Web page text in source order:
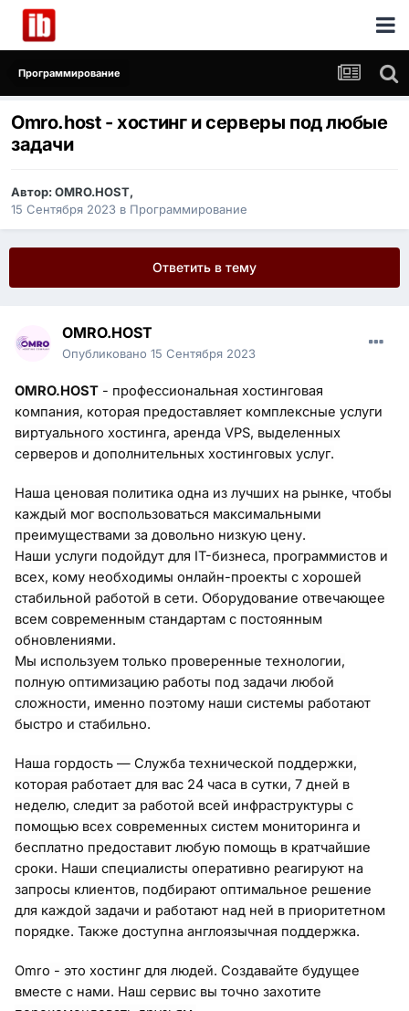
Программирование
Omro.host - хостинг и серверы под любые
задачи
Автор:OMRO.HOST,
15 Сентября 2023 в Программирование
Ответить в тему
OMRO.HOST
Опубликовано 15 Сентября 2023
OMRO.HOST - профессиональная хостинговая
компания, которая предоставляет комплексные услуги
виртуального хостинга, аренда VPS, выделенных
серверов и дополнительных хостинговых услуг.
Наша ценовая политика одна из лучших на рынке, чтобы
каждый мог воспользоваться максимальными
преимуществами за довольно низкую цену.
Наши услуги подойдут для IT-бизнеса, программистов и
всех, кому необходимы онлайн-проекты с хорошей
стабильной работой в сети. Оборудование отвечающее
всем современным стандартам с постоянным
обновлениями.
Мы используем только проверенные технологии,
полную оптимизацию работы под задачи любой
сложности, именно поэтому наши системы работают
быстро и стабильно.
Наша гордость — Служба технической поддержки,
которая работает для вас 24 часа в сутки, 7 дней в
неделю, следит за работой всей инфраструктуры с
помощью всех современных систем мониторинга и
бесплатно предоставит любую помощь в кратчайшие
сроки. Наши специалисты оперативно реагируют на
запросы клиентов, подбирают оптимальное решение
для каждой задачи и работают над ней в приоритетном
порядке. Также доступна англоязычная поддержка.
Omro - это хостинг для людей. Создавайте будущее
вместе с нами. Наш сервис вы точно захотите